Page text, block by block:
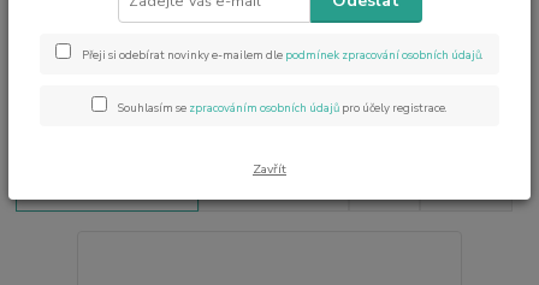
Z naší nabídky
Přeji si odebírat novinky e-mailem dle podmínek zpracování osobních údajů.
Souhlasím se zpracováním osobních údajů pro účely registrace.
Zavřít